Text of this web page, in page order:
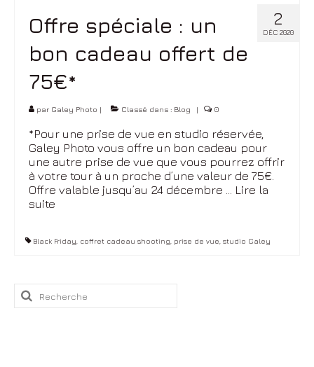
Industrie
Objet
Accès Privé
Contact
Tarifs
Diplômes
Bon cadeau
2
DÉC 2020
Offre spéciale : un
bon cadeau offert de
75€*
par Galey Photo | Classé dans : Blog | 0
*Pour une prise de vue en studio réservée,
Galey Photo vous offre un bon cadeau pour
une autre prise de vue que vous pourrez offrir
à votre tour à un proche d’une valeur de 75€.
Offre valable jusqu’au 24 décembre … Lire la
suite­­
Black Friday coffret cadeau shooting prise de vue studio Galey
Rechercher
: